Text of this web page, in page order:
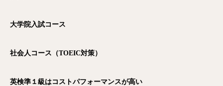
大学院入試コース
社会人コース（TOEIC対策）
英検準１級はコストパフォーマンスが高い